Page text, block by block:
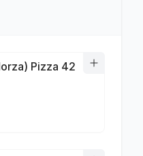
Pizza 42